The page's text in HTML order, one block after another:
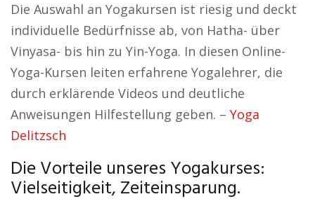
Die Auswahl an Yogakursen ist riesig und deckt
individuelle Bedürfnisse ab, von Hatha- über
Vinyasa- bis hin zu Yin-Yoga. In diesen Online-
Yoga-Kursen leiten erfahrene Yogalehrer, die
durch erklärende Videos und deutliche
Anweisungen Hilfestellung geben. – Yoga
Delitzsch
Die Vorteile unseres Yogakurses:
Vielseitigkeit, Zeiteinsparung.